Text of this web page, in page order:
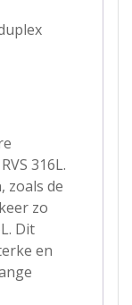
316L.
zoals de
zo
Dit
en